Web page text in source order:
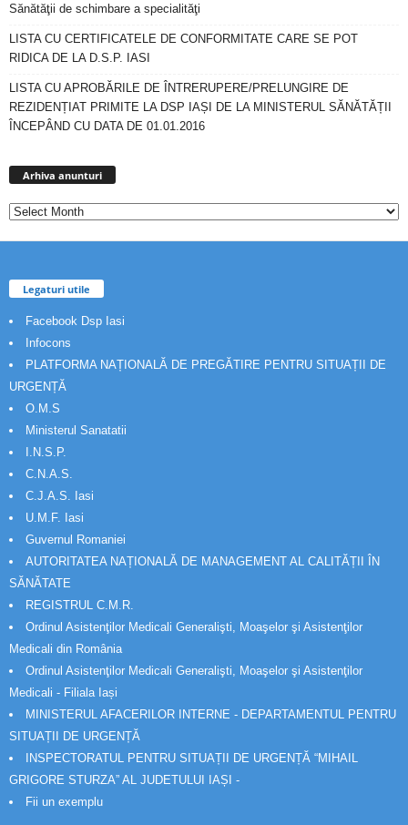
Sănătăţii de schimbare a specialităţi
LISTA CU CERTIFICATELE DE CONFORMITATE CARE SE POT
RIDICA DE LA D.S.P. IASI
LISTA CU APROBĂRILE DE ÎNTRERUPERE/PRELUNGIRE DE
REZIDENȚIAT PRIMITE LA DSP IAȘI DE LA MINISTERUL SĂNĂTĂȚII
ÎNCEPÂND CU DATA DE 01.01.2016
Arhiva anunturi
Legaturi utile
Facebook Dsp Iasi
Infocons
PLATFORMA NAȚIONALĂ DE PREGĂTIRE PENTRU SITUAȚII DE
URGENȚĂ
O.M.S
Ministerul Sanatatii
I.N.S.P.
C.N.A.S.
C.J.A.S. Iasi
U.M.F. Iasi
Guvernul Romaniei
AUTORITATEA NAȚIONALĂ DE MANAGEMENT AL CALITĂȚII ÎN
SĂNĂTATE
REGISTRUL C.M.R.
Ordinul Asistenţilor Medicali Generalişti, Moaşelor şi Asistenţilor
Medicali din România
Ordinul Asistenţilor Medicali Generalişti, Moaşelor şi Asistenţilor
Medicali - Filiala Iași
MINISTERUL AFACERILOR INTERNE - DEPARTAMENTUL PENTRU
SITUAȚII DE URGENȚĂ
INSPECTORATUL PENTRU SITUAȚII DE URGENȚĂ “MIHAIL
GRIGORE STURZA” AL JUDETULUI IAȘI -
Fii un exemplu